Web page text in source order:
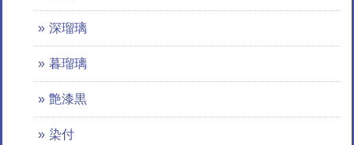
深瑠璃
暮瑠璃
艶漆黒
染付